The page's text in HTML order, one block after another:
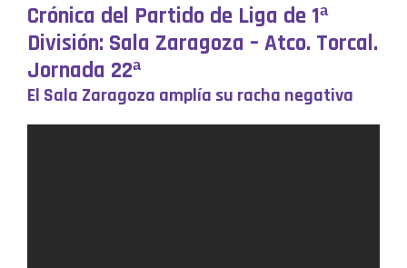
Crónica del Partido de Liga de 1ª
División: Sala Zaragoza – Atco. Torcal.
Jornada 22ª
El Sala Zaragoza amplía su racha negativa